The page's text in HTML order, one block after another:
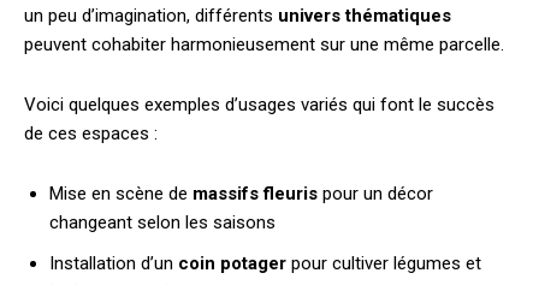
un peu d’imagination, différents univers thématiques
peuvent cohabiter harmonieusement sur une même parcelle.
Voici quelques exemples d’usages variés qui font le succès
de ces espaces :
Mise en scène de massifs fleuris pour un décor
changeant selon les saisons
Installation d’un coin potager pour cultiver légumes et